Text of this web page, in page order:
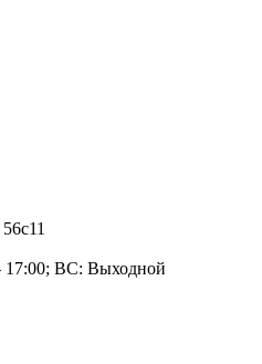
ВС: Выходной